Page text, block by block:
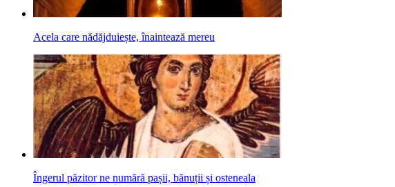
Acela care nădăjduiește, înaintează mereu
Îngerul păzitor ne numără pașii, bănuții și osteneala